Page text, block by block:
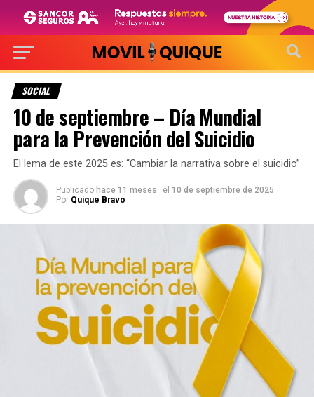
SOCIAL
10 de septiembre – Día Mundial
para la Prevención del Suicidio
El lema de este 2025 es: “Cambiar la narrativa sobre el suicidio”
Publicado hace 11 meses el 10 de septiembre de 2025
Por Quique Bravo